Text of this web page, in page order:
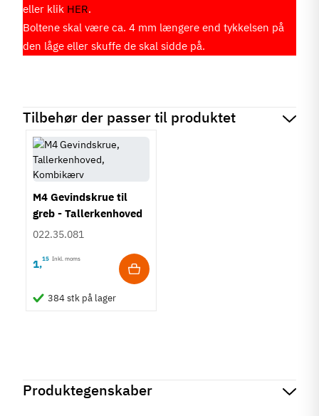
eller klik HER.
Boltene skal være ca. 4 mm længere end tykkelsen på
den låge eller skuffe de skal sidde på.
Tilbehør der passer til produktet
M4 Gevindskrue til
greb - Tallerkenhoved
- Krydskærv
022.35.081
1,15 Inkl. moms
384 stk på lager
Produktegenskaber